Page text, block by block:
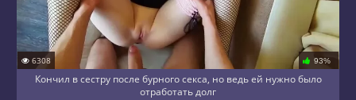
6308 93%
Кончил в сестру после бурного секса, но ведь ей нужно было
отработать долг